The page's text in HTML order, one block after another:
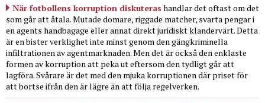
När fotbollens korruption diskuteras handlar det oftast om det
som går att åtala. Mutade domare, riggade matcher, svarta pengar i
en agents handbagage eller annat direkt juridiskt klandervärt. Detta
är en bister verklighet inte minst genom den gängkriminella
infiltrationen av agentmarknaden. Men det är också den enklaste
formen av korruption att peka ut eftersom den tydligt går att
lagföra. Svårare är det med den mjuka korruptionen där priset för
att bortse ifrån den är lägre än att följa regelverken.